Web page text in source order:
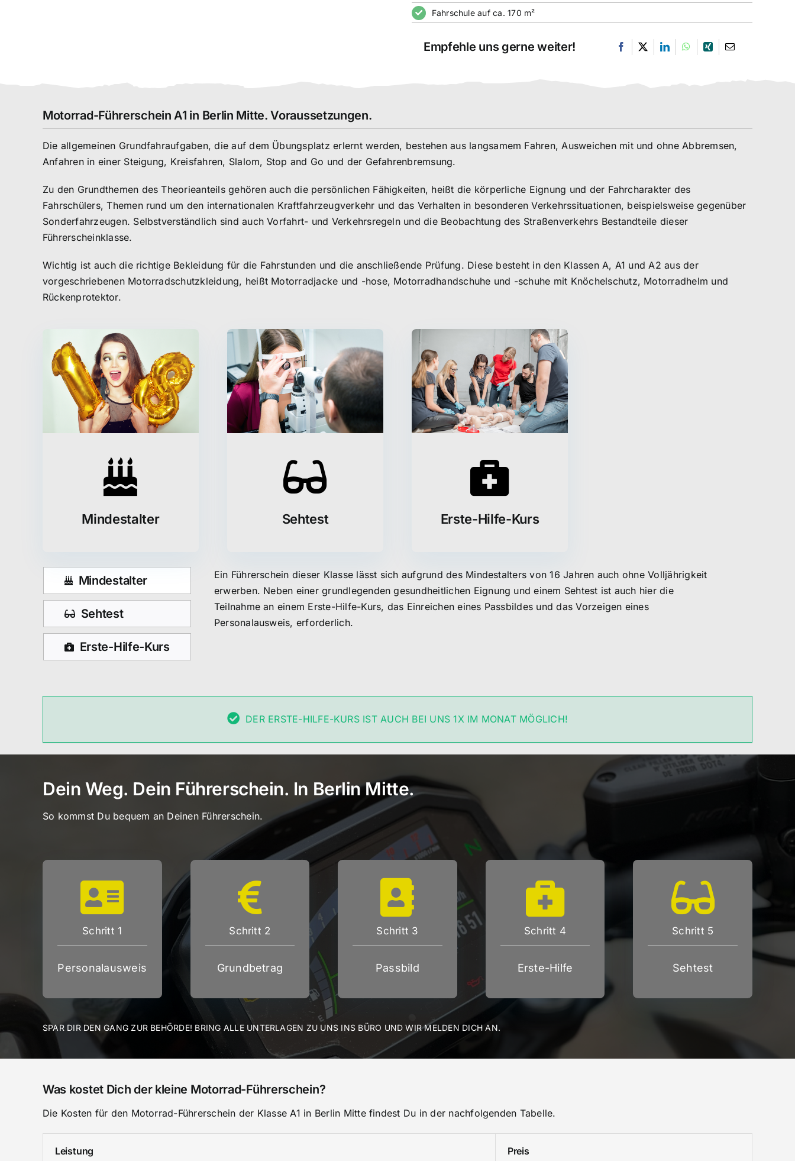
Fahrschule auf ca. 170 m²
Empfehle uns gerne weiter!
Motorrad-Führerschein A1 in Berlin Mitte. Voraussetzungen.
Die allgemeinen Grundfahraufgaben, die auf dem Übungsplatz erlernt werden, bestehen aus langsamem Fahren, Ausweichen mit und ohne Abbremsen,
Anfahren in einer Steigung, Kreisfahren, Slalom, Stop and Go und der Gefahrenbremsung.
Zu den Grundthemen des Theorieanteils gehören auch die persönlichen Fähigkeiten, heißt die körperliche Eignung und der Fahrcharakter des
Fahrschülers, Themen rund um den internationalen Kraftfahrzeugverkehr und das Verhalten in besonderen Verkehrssituationen, beispielsweise gegenüber
Sonderfahrzeugen. Selbstverständlich sind auch Vorfahrt- und Verkehrsregeln und die Beobachtung des Straßenverkehrs Bestandteile dieser
Führerscheinklasse.
Wichtig ist auch die richtige Bekleidung für die Fahrstunden und die anschließende Prüfung. Diese besteht in den Klassen A, A1 und A2 aus der
vorgeschriebenen Motorradschutzkleidung, heißt Motorradjacke und -hose, Motorradhandschuhe und -schuhe mit Knöchelschutz, Motorradhelm und
Rückenprotektor.
Mindestalter Sehtest Erste-Hilfe-Kurs
Mindestalter
Sehtest
Erste-Hilfe-Kurs
Ein Führerschein dieser Klasse lässt sich aufgrund des Mindestalters von 16 Jahren auch ohne Volljährigkeit
erwerben. Neben einer grundlegenden gesundheitlichen Eignung und einem Sehtest ist auch hier die
Teilnahme an einem Erste-Hilfe-Kurs, das Einreichen eines Passbildes und das Vorzeigen eines
Personalausweis, erforderlich.
DER ERSTE-HILFE-KURS IST AUCH BEI UNS 1X IM MONAT MÖGLICH!
Dein Weg. Dein Führerschein. In Berlin Mitte.
So kommst Du bequem an Deinen Führerschein.
Schritt 1
Personalausweis
Schritt 2
Grundbetrag
Schritt 3
Passbild
Schritt 4
Erste-Hilfe
Schritt 5
Sehtest
SPAR DIR DEN GANG ZUR BEHÖRDE! BRING ALLE UNTERLAGEN ZU UNS INS BÜRO UND WIR MELDEN DICH AN.
Was kostet Dich der kleine Motorrad-Führerschein?
Die Kosten für den Motorrad-Führerschein der Klasse A1 in Berlin Mitte findest Du in der nachfolgenden Tabelle.
Leistung Preis